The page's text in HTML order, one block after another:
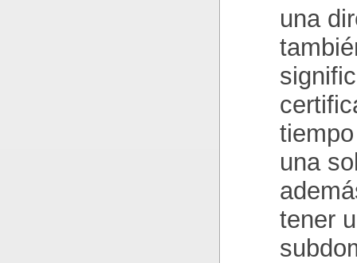
una
una
tener